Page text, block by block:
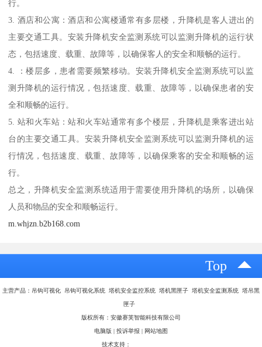
行。
3. 酒店和公寓：酒店和公寓楼通常有多层楼，升降机是客人进出的
主要交通工具。安装升降机安全监测系统可以监测升降机的运行状
态，包括速度、载重、故障等，以确保客人的安全和顺畅的运行。
4. ：楼层多，患者需要频繁移动。安装升降机安全监测系统可以监
测升降机的运行情况，包括速度、载重、故障等，以确保患者的安
全和顺畅的运行。
5. 站和火车站：站和火车站通常有多个楼层，升降机是乘客进出站
台的主要交通工具。安装升降机安全监测系统可以监测升降机的运
行情况，包括速度、载重、故障等，以确保乘客的安全和顺畅的运
行。
总之，升降机安全监测系统适用于需要使用升降机的场所，以确保
人员和物品的安全和顺畅运行。
m.whjzn.b2b168.com
Top
主营产品：吊钩可视化 吊钩可视化系统 塔机安全监控系统 塔机黑匣子 塔机安全监测系统 塔吊黑
匣子
版权所有：安徽赛芙智能科技有限公司
电脑版 投诉举报 网站地图
技术支持：